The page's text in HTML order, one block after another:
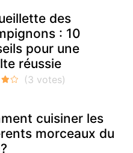
des
: 10
pour une
réussie
cuisiner les
morceaux du